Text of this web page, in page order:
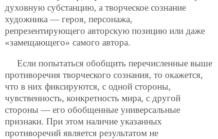
духовную субстанцию, а творческое сознание
художника — героя, персонажа,
репрезентирующего авторскую позицию или даже
«замещающего» самого автора.
Если попытаться обобщить перечисленные выше
противоречия творческого сознания, то окажется,
что в них фиксируются, с одной стороны,
чувственность, конкретность мира, с другой
стороны — его обобщенные универсальные
признаки. При этом наличие указанных
противоречий является результатом не